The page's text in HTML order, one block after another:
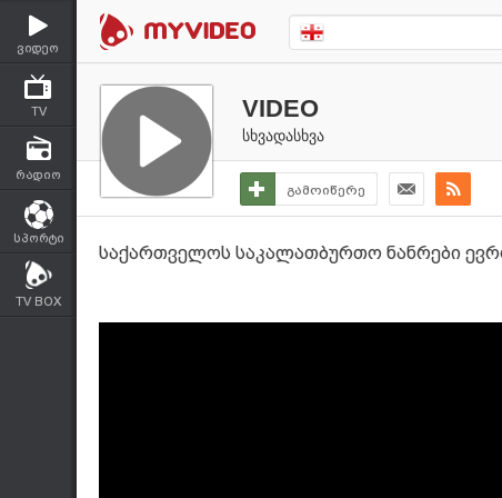
ვიდეო
TV
რადიო
სპორტი
TV BOX
VIDEO
სხვადასხვა
გამოიწერე
საქართველოს საკალათბურთო ნანრები